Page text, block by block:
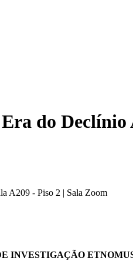
do
A209 - Piso 2 | Sala Zoom
INVESTIGAÇÃO